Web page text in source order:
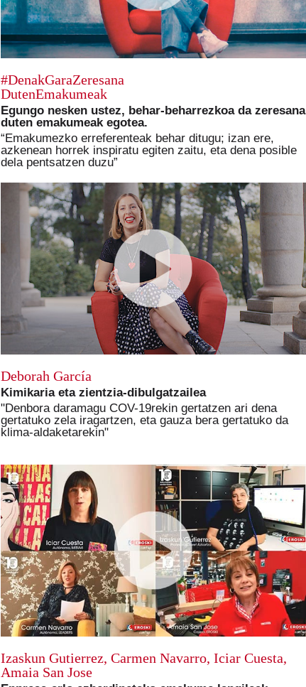
#DenakGaraZeresana
DutenEmakumeak
Egungo nesken ustez, behar-beharrezkoa da zeresana
duten emakumeak egotea.
“Emakumezko erreferenteak behar ditugu; izan ere,
azkenean horrek inspiratu egiten zaitu, eta dena posible
dela pentsatzen duzu”
Deborah García
Kimikaria eta zientzia-dibulgatzailea
"Denbora daramagu COV-19rekin gertatzen ari dena
gertatuko zela iragartzen, eta gauza bera gertatuko da
klima-aldaketarekin"
Izaskun Gutierrez, Carmen Navarro, Iciar Cuesta,
Amaia San Jose